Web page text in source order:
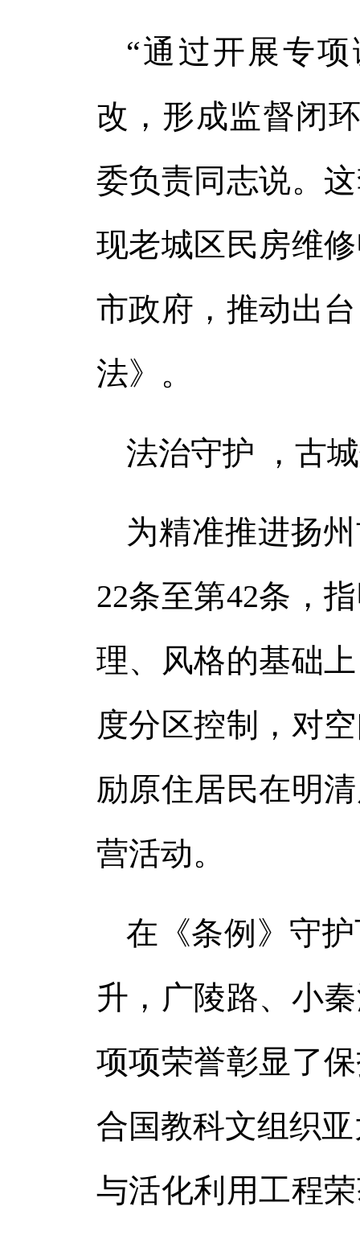
“通过开展专
改，形成监督闭
委负责同志说。
现老城区民房维
市政府，推动出
法》。
法治守护 ，古
为精准推进扬
22条至第42条，
理、风格的基础
度分区控制，对
励原住居民在明
营活动。
在《条例》守
升，广陵路、小
项项荣誉彰显了
合国教科文组织
与活化利用工程